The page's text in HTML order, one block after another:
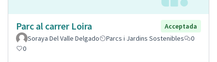
Parc al carrer Loira
Acceptada
Soraya Del Valle Delgado
Parcs i Jardins Sostenibles
0
0